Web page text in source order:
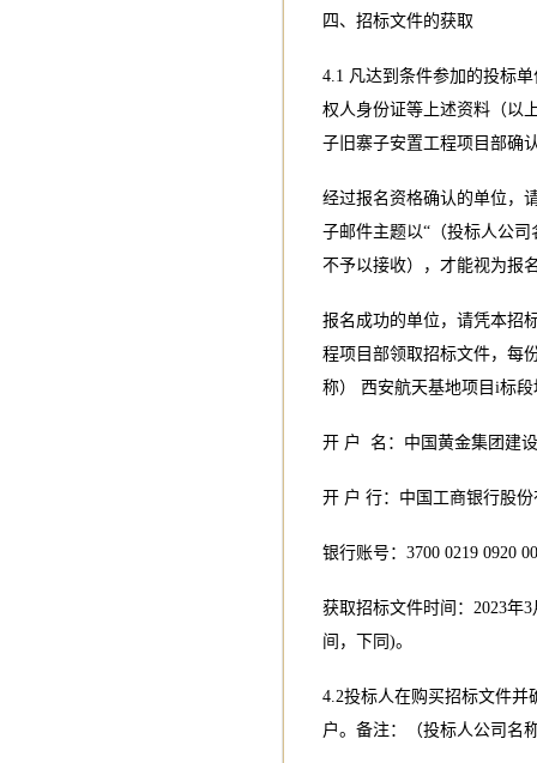
四、招标文件的获取
4.1 凡达到条件参加的投标
权人身份证等上述资料（以
子旧寨子安置工程项目部确
经过报名资格确认的单位，
子邮件主题以“（投标人公
不予以接收），才能视为报
报名成功的单位，请凭本招
程项目部领取招标文件，每
称） 西安航天基地项目i标
开 户 名：中国黄金集团建
开 户 行：中国工商银行股
银行账号：3700 0219 0920
获取招标文件时间：2023年
间，下同)。
4.2投标人在购买招标文件并
户。备注：（投标人公司名